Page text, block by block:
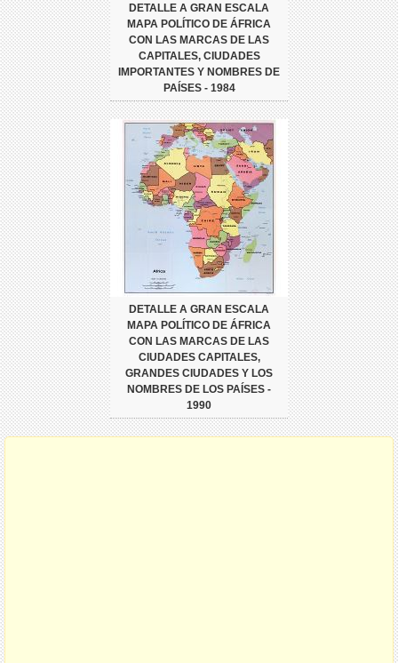
DETALLE A GRAN ESCALA
MAPA POLÍTICO DE ÁFRICA
CON LAS MARCAS DE LAS
CAPITALES, CIUDADES
IMPORTANTES Y NOMBRES DE
PAÍSES - 1984
DETALLE A GRAN ESCALA
MAPA POLÍTICO DE ÁFRICA
CON LAS MARCAS DE LAS
CIUDADES CAPITALES,
GRANDES CIUDADES Y LOS
NOMBRES DE LOS PAÍSES -
1990